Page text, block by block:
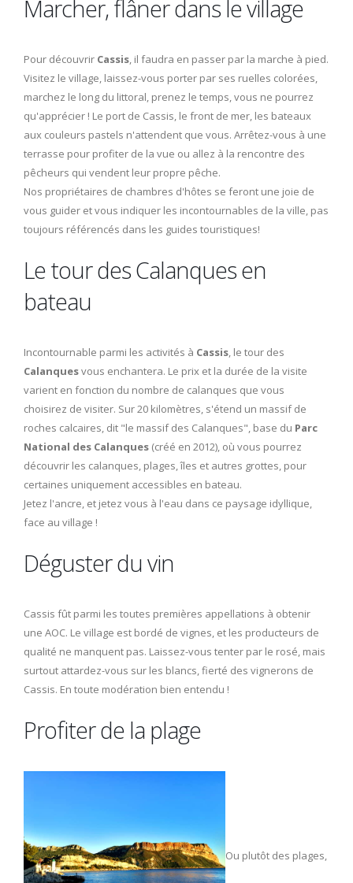
Marcher, flâner dans le village
Pour découvrir Cassis , il faudra en passer par la marche à pied.
Visitez le village, laissez-vous porter par ses ruelles colorées,
marchez le long du littoral, prenez le temps, vous ne pourrez
qu'apprécier ! Le port de Cassis, le front de mer, les bateaux
aux couleurs pastels n'attendent que vous. Arrêtez-vous à une
terrasse pour profiter de la vue ou allez à la rencontre des
pêcheurs qui vendent leur propre pêche.
Nos propriétaires de chambres d'hôtes se feront une joie de
vous guider et vous indiquer les incontournables de la ville, pas
toujours référencés dans les guides touristiques!
Le tour des Calanques en
bateau
Incontournable parmi les activités à Cassis , le tour des
Calanquesvous enchantera. Le prix et la durée de la visite
varient en fonction du nombre de calanques que vous
choisirez de visiter. Sur 20 kilomètres, s'étend un massif de
roches calcaires, dit "le massif des Calanques", base du Parc
National des Calanques (créé en 2012), où vous pourrez
découvrir les calanques, plages, îles et autres grottes, pour
certaines uniquement accessibles en bateau.
Jetez l'ancre, et jetez vous à l'eau dans ce paysage idyllique,
face au village !
Déguster du vin
Cassis fût parmi les toutes premières appellations à obtenir
une AOC. Le village est bordé de vignes, et les producteurs de
qualité ne manquent pas. Laissez-vous tenter par le rosé, mais
surtout attardez-vous sur les blancs, fierté des vignerons de
Cassis. En toute modération bien entendu !
Profiter de la plage
Ou plutôt des plages,